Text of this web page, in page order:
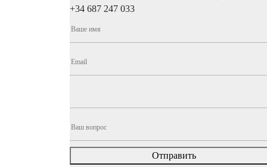
+34 687 247 033